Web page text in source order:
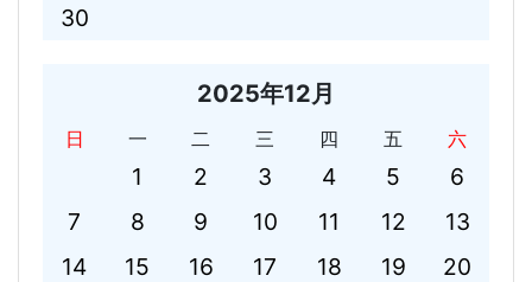
30
2025年12月
日 一 二 三 四 五 六
1 2 3 4 5
6
7
8 9 10 11 12
13
14
15 16 17 18 19
20